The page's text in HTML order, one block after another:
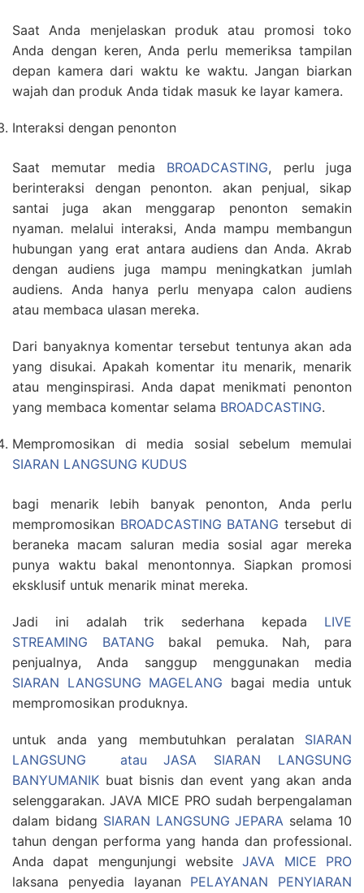
Saat Anda menjelaskan produk atau promosi toko
Anda dengan keren, Anda perlu memeriksa tampilan
depan kamera dari waktu ke waktu. Jangan biarkan
wajah dan produk Anda tidak masuk ke layar kamera.
Interaksi dengan penonton
Saat memutar media BROADCASTING, perlu juga
berinteraksi dengan penonton. akan penjual, sikap
santai juga akan menggarap penonton semakin
nyaman. melalui interaksi, Anda mampu membangun
hubungan yang erat antara audiens dan Anda. Akrab
dengan audiens juga mampu meningkatkan jumlah
audiens. Anda hanya perlu menyapa calon audiens
atau membaca ulasan mereka.
Dari banyaknya komentar tersebut tentunya akan ada
yang disukai. Apakah komentar itu menarik, menarik
atau menginspirasi. Anda dapat menikmati penonton
yang membaca komentar selama BROADCASTING.
Mempromosikan di media sosial sebelum memulai
SIARAN LANGSUNG KUDUS
bagi menarik lebih banyak penonton, Anda perlu
mempromosikan BROADCASTING BATANG tersebut di
beraneka macam saluran media sosial agar mereka
punya waktu bakal menontonnya. Siapkan promosi
eksklusif untuk menarik minat mereka.
Jadi ini adalah trik sederhana kepada LIVE
STREAMING BATANG bakal pemuka. Nah, para
penjualnya, Anda sanggup menggunakan media
SIARAN LANGSUNG MAGELANG bagai media untuk
mempromosikan produknya.
untuk anda yang membutuhkan peralatan SIARAN
LANGSUNG atau JASA SIARAN LANGSUNG
BANYUMANIK buat bisnis dan event yang akan anda
selenggarakan. JAVA MICE PRO sudah berpengalaman
dalam bidang SIARAN LANGSUNG JEPARA selama 10
tahun dengan performa yang handa dan professional.
Anda dapat mengunjungi websiteJAVA MICE PRO
laksana penyedia layanan PELAYANAN PENYIARAN